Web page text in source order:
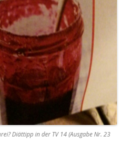
Diättipp in der TV 14 (Ausgabe Nr. 23